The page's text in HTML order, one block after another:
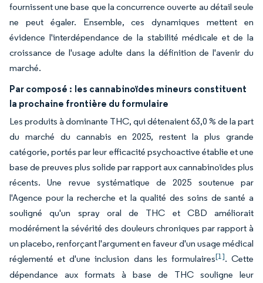
fournissent une base que la concurrence ouverte au détail seule
ne peut égaler. Ensemble, ces dynamiques mettent en
évidence l'interdépendance de la stabilité médicale et de la
croissance de l'usage adulte dans la définition de l'avenir du
marché.
Par composé : les cannabinoïdes mineurs constituent
la prochaine frontière du formulaire
Les produits à dominante THC, qui détenaient 63,0 % de la part
du marché du cannabis en 2025, restent la plus grande
catégorie, portés par leur efficacité psychoactive établie et une
base de preuves plus solide par rapport aux cannabinoïdes plus
récents. Une revue systématique de 2025 soutenue par
l'Agence pour la recherche et la qualité des soins de santé a
souligné qu'un spray oral de THC et CBD améliorait
modérément la sévérité des douleurs chroniques par rapport à
un placebo, renforçant l'argument en faveur d'un usage médical
réglementé et d'une inclusion dans les formulaires[1]. Cette
dépendance aux formats à base de THC souligne leur